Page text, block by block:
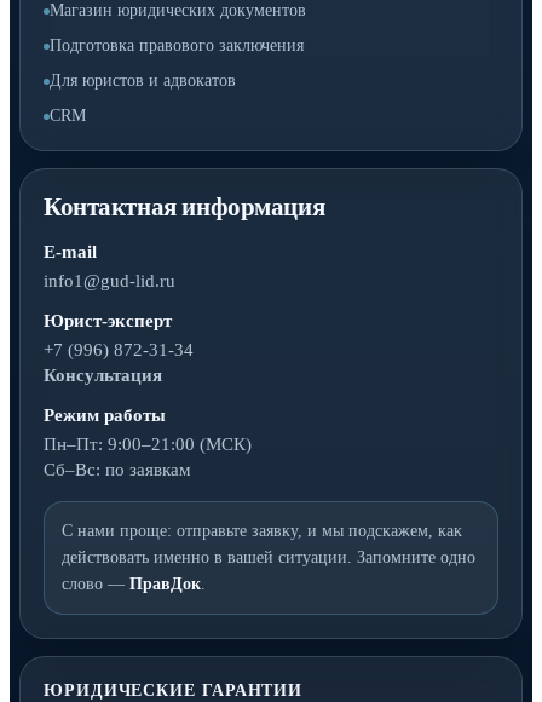
Магазин юридических документов
Подготовка правового заключения
Для юристов и адвокатов
CRM
Контактная информация
E-mail
info1@gud-lid.ru
Юрист-эксперт
+7 (996) 872-31-34
Консультация
Режим работы
Пн–Пт: 9:00–21:00 (МСК)
Сб–Вс: по заявкам
С нами проще: отправьте заявку, и мы подскажем, как
действовать именно в вашей ситуации. Запомните одно
слово — ПравДок.
ЮРИДИЧЕСКИЕ ГАРАНТИИ